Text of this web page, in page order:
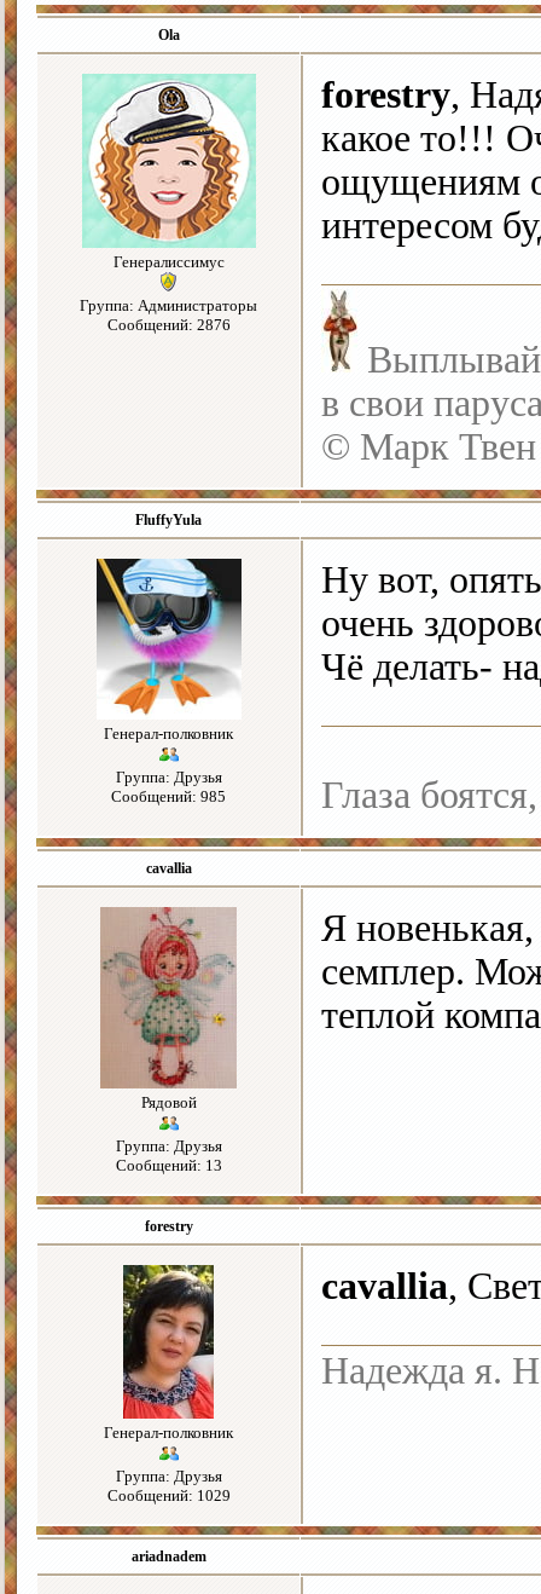
Ola
Генералиссимус
Группа: Администраторы
Сообщений: 2876
forestry,
какое то!!!
ощущениям
интересом
в свои
© Марк Твен
FluffyYula
Генерал-полковник
Группа: Друзья
Сообщений: 985
Ну вот,
очень
Чё делать-
Глаза
cavallia
Рядовой
Группа: Друзья
Сообщений: 13
Я
семплер.
теплой
forestry
Генерал-полковник
Группа: Друзья
Сообщений: 1029
cavallia,
Надежда я.
ariadnadem